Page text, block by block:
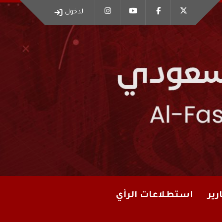
الدخول
استطلاعات الرأي